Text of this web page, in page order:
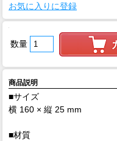
お気に入りに登録
数量
商品説明
■サイズ
横 160 × 縦 25 mm
■材質